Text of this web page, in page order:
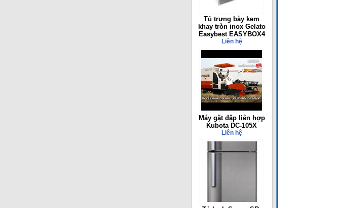
Tủ trưng bày kem
khay tròn inox Gelato
Easybest EASYBOX4
Liên hệ
Máy gặt đập liên hợp
Kubota DC-105X
Liên hệ